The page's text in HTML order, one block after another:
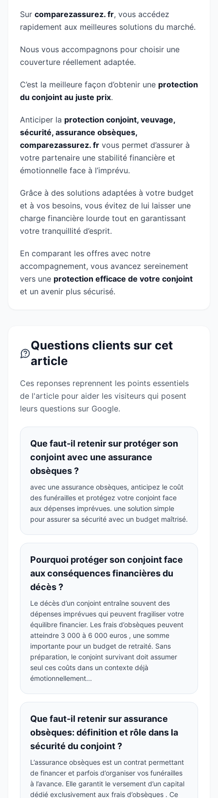
Sur comparezassurez. fr, vous accédez
rapidement aux meilleures solutions du marché.
Nous vous accompagnons pour choisir une
couverture réellement adaptée.
C’est la meilleure façon d’obtenir une protection
du conjoint au juste prix.
Anticiper la protection conjoint, veuvage,
sécurité, assurance obsèques,
comparezassurez. fr vous permet d’assurer à
votre partenaire une stabilité financière et
émotionnelle face à l’imprévu.
Grâce à des solutions adaptées à votre budget
et à vos besoins, vous évitez de lui laisser une
charge financière lourde tout en garantissant
votre tranquillité d’esprit.
En comparant les offres avec notre
accompagnement, vous avancez sereinement
vers une protection efficace de votre conjoint
et un avenir plus sécurisé.
Questions clients sur cet
article
Ces reponses reprennent les points essentiels
de l'article pour aider les visiteurs qui posent
leurs questions sur Google.
Que faut-il retenir sur protéger son
conjoint avec une assurance
obsèques ?
avec une assurance obsèques, anticipez le coût
des funérailles et protégez votre conjoint face
aux dépenses imprévues. une solution simple
pour assurer sa sécurité avec un budget maîtrisé.
Pourquoi protéger son conjoint face
aux conséquences financières du
décès ?
Le décès d’un conjoint entraîne souvent des
dépenses imprévues qui peuvent fragiliser votre
équilibre financier. Les frais d’obsèques peuvent
atteindre 3 000 à 6 000 euros , une somme
importante pour un budget de retraité. Sans
préparation, le conjoint survivant doit assumer
seul ces coûts dans un contexte déjà
émotionnellement...
Que faut-il retenir sur assurance
obsèques: définition et rôle dans la
sécurité du conjoint ?
L’assurance obsèques est un contrat permettant
de financer et parfois d’organiser vos funérailles
à l’avance. Elle garantit le versement d’un capital
dédié exclusivement aux frais d’obsèques . Ce